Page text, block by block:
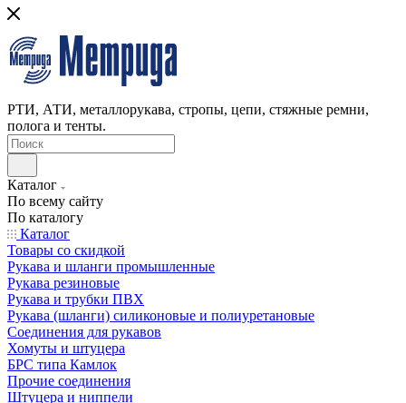
РТИ, АТИ, металлорукава, стропы, цепи, стяжные ремни,
полога и тенты.
Каталог
По всему сайту
По каталогу
Каталог
Товары со скидкой
Рукава и шланги промышленные
Рукава резиновые
Рукава и трубки ПВХ
Рукава (шланги) силиконовые и полиуретановые
Соединения для рукавов
Хомуты и штуцера
БРС типа Камлок
Прочие соединения
Штуцера и ниппели